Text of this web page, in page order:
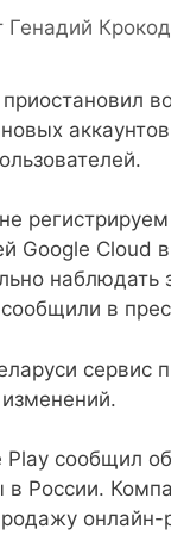
Генадий
Google Cloud
наблюдать
в
сервис
изменений.
Play сообщил
в России.